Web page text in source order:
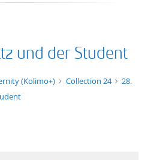
title descending
und der Student
(Kolimo+) Collection 24
28.